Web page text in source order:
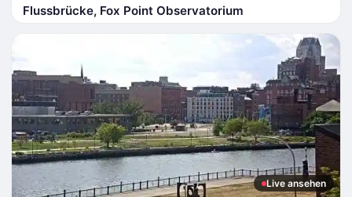
Flussbrücke, Fox Point Observatorium
Live ansehen